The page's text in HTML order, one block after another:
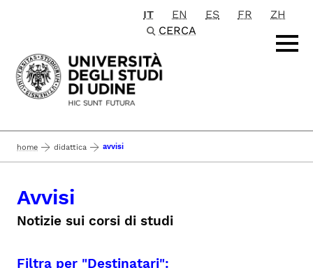
Passa al contenuto principale
IT EN ES FR
ZH
CERCA
home didattica avvisi
Avvisi
Notizie sui corsi di studi
Filtra per "Destinatari":